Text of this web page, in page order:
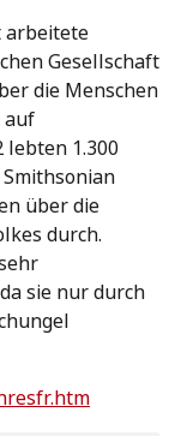
arbeitete
Gesellschaft
die Menschen
auf
lebten 1.300
über die
durch.
sie nur durch